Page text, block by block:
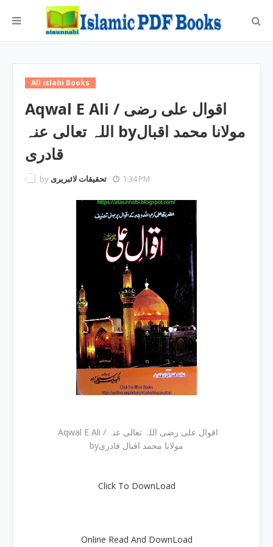
All islahi Books
Aqwal E Ali / اقوال علی رضی
اللہ تعالی عنہ byمولانا محمد اقبال
قادری
by تحقیقات لائبریری 1:34 PM
Aqwal E Ali / اقوال علی رضی اللہ تعالی عنہ
byمولانا محمد اقبال قادری
Click To DownLoad
Online Read And DownLoad